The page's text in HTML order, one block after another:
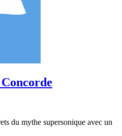
du mythe supersonique avec un